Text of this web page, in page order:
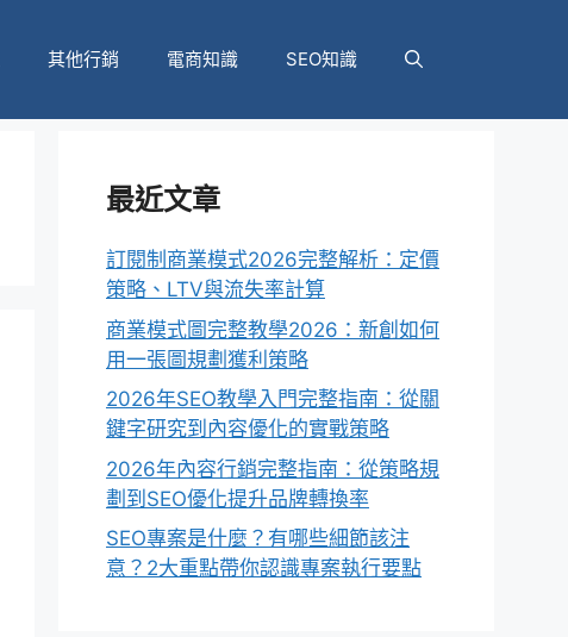
其他行銷 電商知識 SEO知識
最近文章
訂閱制商業模式2026完整解析：定價
策略、LTV與流失率計算
商業模式圖完整教學2026：新創如何
用一張圖規劃獲利策略
2026年SEO教學入門完整指南：從關
鍵字研究到內容優化的實戰策略
2026年內容行銷完整指南：從策略規
劃到SEO優化提升品牌轉換率
SEO專案是什麼？有哪些細節該注
意？2大重點帶你認識專案執行要點